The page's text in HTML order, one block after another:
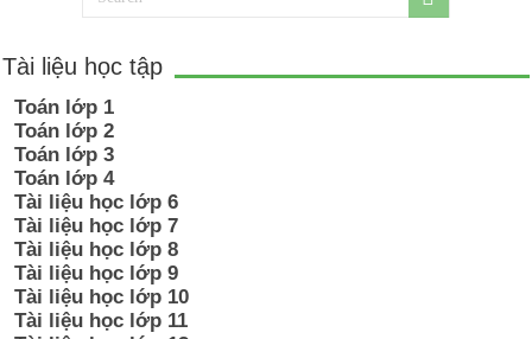
Tài liệu học tập
Toán lớp 1
Toán lớp 2
Toán lớp 3
Toán lớp 4
Tài liệu học lớp 6
Tài liệu học lớp 7
Tài liệu học lớp 8
Tài liệu học lớp 9
Tài liệu học lớp 10
Tài liệu học lớp 11